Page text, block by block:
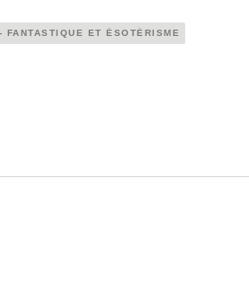
FANTASTIQUE ET ÉSOTÉRISME